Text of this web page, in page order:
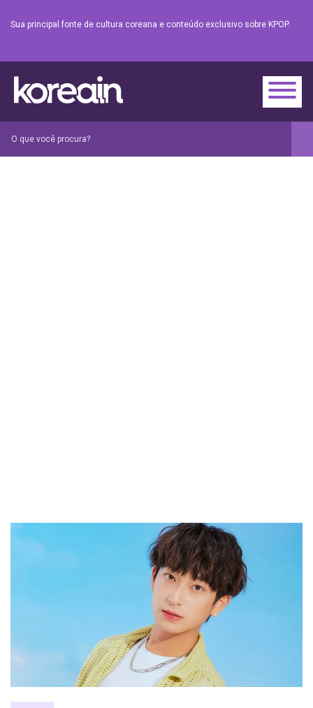
Sua principal fonte de cultura coreana e conteúdo exclusivo sobre KPOP.